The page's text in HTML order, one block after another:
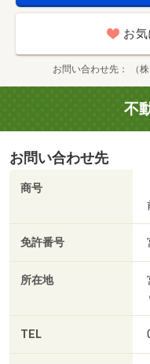
お
お問い合わせ先 （
不
お問い合わせ先
商号
免許番号
所在地
TEL